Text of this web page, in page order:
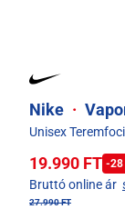
Nike ·
Unisex
19.990 FT -28
Bruttó online ár
27.990 FT